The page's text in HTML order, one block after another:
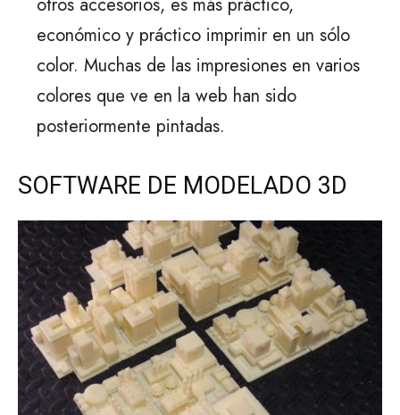
económico y práctico imprimir en un sólo
color. Muchas de las impresiones en varios
colores que ve en la web han sido
posteriormente pintadas.
SOFTWARE DE MODELADO 3D